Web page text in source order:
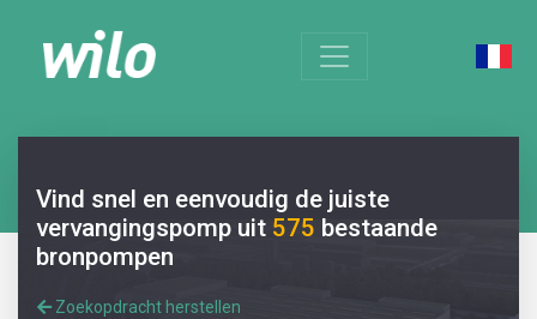
Vind snel en eenvoudig de juiste
vervangingspomp uit 575 bestaande
bronpompen
Zoekopdracht herstellen